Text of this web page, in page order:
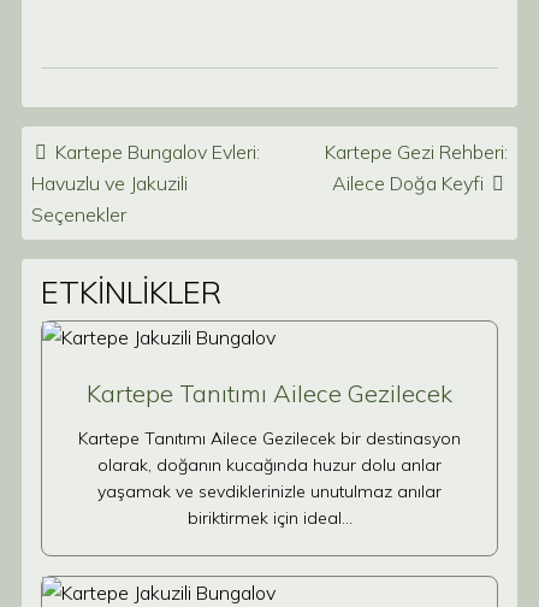
Post navigation
Kartepe Bungalov Evleri:
Havuzlu ve Jakuzili
Seçenekler
Kartepe Gezi Rehberi:
Ailece Doğa Keyfi
ETKİNLİKLER
Kartepe Tanıtımı Ailece Gezilecek
Kartepe Tanıtımı Ailece Gezilecek bir destinasyon
olarak, doğanın kucağında huzur dolu anlar
yaşamak ve sevdiklerinizle unutulmaz anılar
biriktirmek için ideal…